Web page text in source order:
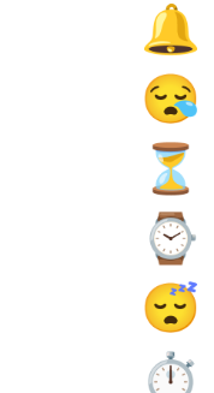
🔔
😪
⏳
⌚
😴
⏱️